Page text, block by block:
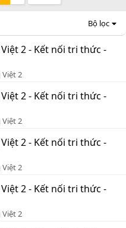
Bộ lọc
2 - Kết nối tri thức -
Việt 2
2 - Kết nối tri thức -
Việt 2
2 - Kết nối tri thức -
Việt 2
2 - Kết nối tri thức -
Việt 2